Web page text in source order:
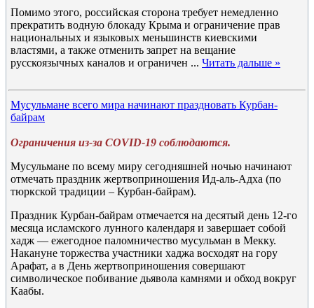
Помимо этого, российская сторона требует немедленно
прекратить водную блокаду Крыма и ограничение прав
национальных и языковых меньшинств киевскими
властями, а также отменить запрет на вещание
русскоязычных каналов и ограничен ... Читать дальше »
Мусульмане всего мира начинают праздновать Курбан-
байрам
Ограничения из-за COVID-19 соблюдаются.
Мусульмане по всему миру сегодняшней ночью начинают
отмечать праздник жертвоприношения Ид-аль-Адха (по
тюркской традиции – Курбан-байрам).
Праздник Курбан-байрам отмечается на десятый день 12-го
месяца исламского лунного календаря и завершает собой
хадж — ежегодное паломничество мусульман в Мекку.
Накануне торжества участники хаджа восходят на гору
Арафат, а в День жертвоприношения совершают
символическое побивание дьявола камнями и обход вокруг
Каабы.